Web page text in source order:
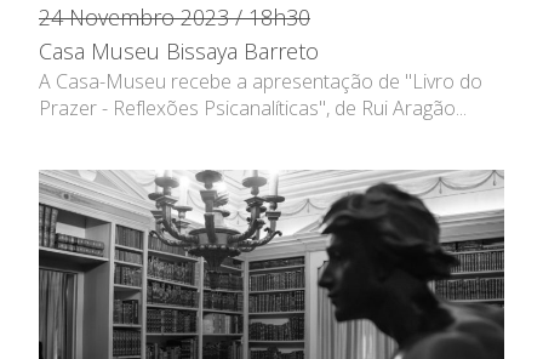
24 Novembro 2023 / 18h30
Casa Museu Bissaya Barreto
A Casa-Museu recebe a apresentação de "Livro do
Prazer - Reflexões Psicanalíticas", de Rui Aragão...